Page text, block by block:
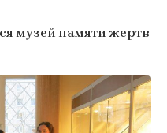
музей памяти жертв